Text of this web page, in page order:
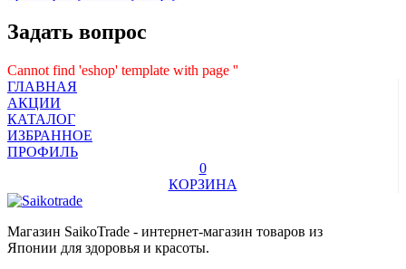
Задать вопрос
Cannot find 'eshop' template with page ''
ГЛАВНАЯ
АКЦИИ
КАТАЛОГ
ИЗБРАННОЕ
ПРОФИЛЬ
0
КОРЗИНА
Магазин SaikoTrade - интернет-магазин товаров из
Японии для здоровья и красоты.